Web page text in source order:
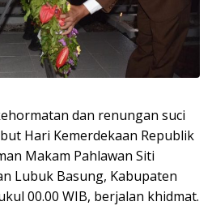
dan renungan suci
Hari Kemerdekaan Republik
Makam Pahlawan Siti
Lubuk Basung, Kabupaten
00.00 WIB, berjalan khidmat.